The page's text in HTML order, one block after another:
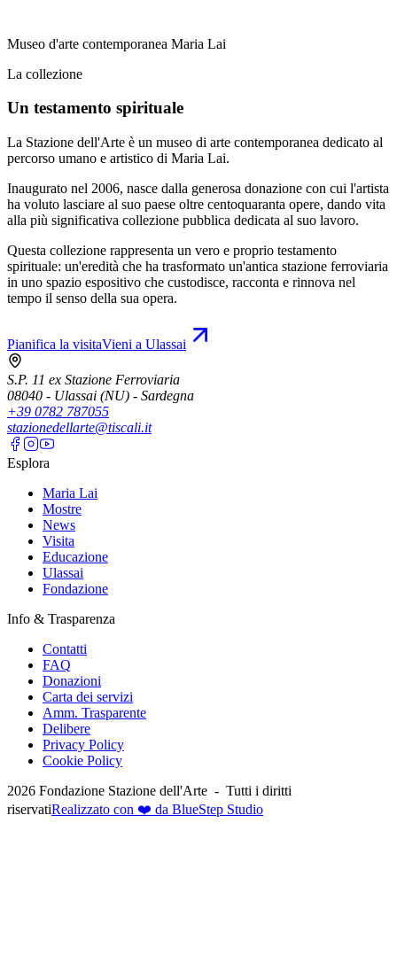
Museo d'arte contemporanea Maria Lai
La collezione
Un testamento spirituale
La Stazione dell'Arte è un museo di arte contemporanea dedicato al
percorso umano e artistico di Maria Lai.
Inaugurato nel 2006, nasce dalla generosa donazione con cui l'artista
ha voluto lasciare al suo paese oltre centoquaranta opere, dando vita
alla più significativa collezione pubblica dedicata al suo lavoro.
Questa collezione rappresenta un vero e proprio testamento
spirituale: un'eredità che ha trasformato un'antica stazione ferroviaria
in uno spazio espositivo che custodisce, racconta e rinnova nel
tempo il senso della sua opera.
Pianifica la visitaVieni a Ulassai
S.P. 11 ex Stazione Ferroviaria
08040 - Ulassai (NU) - Sardegna
+39 0782 787055
stazionedellarte@tiscali.it
Esplora
Maria Lai
Mostre
News
Visita
Educazione
Ulassai
Fondazione
Info & Trasparenza
Contatti
FAQ
Donazioni
Carta dei servizi
Amm. Trasparente
Delibere
Privacy Policy
Cookie Policy
2026 Fondazione Stazione dell'Arte - Tutti i diritti
riservatiRealizzato con ❤️ da BlueStep Studio